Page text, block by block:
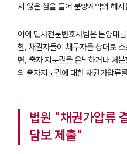
지 않은 점을 들어 분양계약의 해
이에 민사전문변호사팀은 분양대
한, 채권자들이 채무자를 상대로
면, 출자 지분권을 은닉하거나 처
의 출자지분권에 대한 채권가압류
법원 "채권가압류
담보 제출"